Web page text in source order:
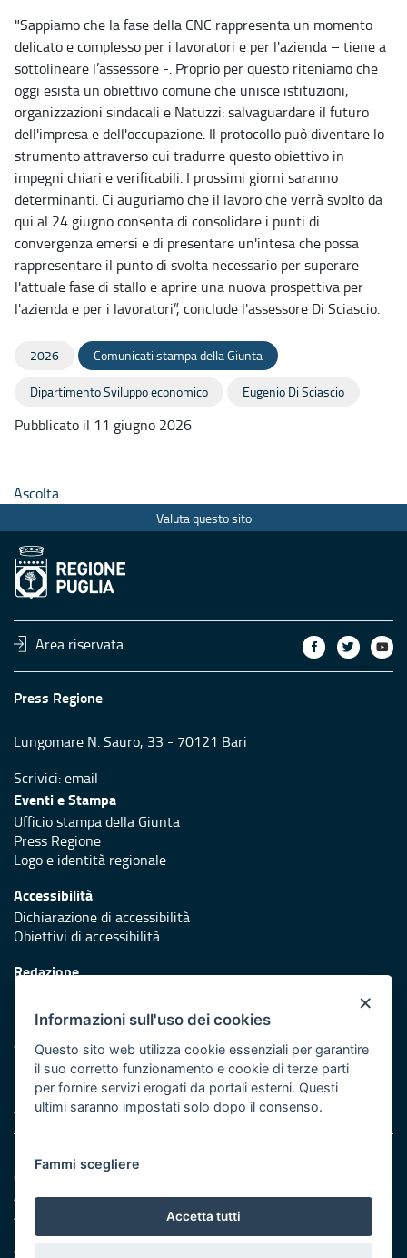
"Sappiamo che la fase della CNC rappresenta un momento
delicato e complesso per i lavoratori e per l'azienda – tiene a
sottolineare l’assessore -. Proprio per questo riteniamo che
oggi esista un obiettivo comune che unisce istituzioni,
organizzazioni sindacali e Natuzzi: salvaguardare il futuro
dell'impresa e dell'occupazione. Il protocollo può diventare lo
strumento attraverso cui tradurre questo obiettivo in
impegni chiari e verificabili. I prossimi giorni saranno
determinanti. Ci auguriamo che il lavoro che verrà svolto da
qui al 24 giugno consenta di consolidare i punti di
convergenza emersi e di presentare un'intesa che possa
rappresentare il punto di svolta necessario per superare
l'attuale fase di stallo e aprire una nuova prospettiva per
l'azienda e per i lavoratori”, conclude l'assessore Di Sciascio.
2026 Comunicati stampa della Giunta
Dipartimento Sviluppo economico Eugenio Di Sciascio
Pubblicato il 11 giugno 2026
Ascolta
Valuta questo sito
Area riservata
Press Regione
Lungomare N. Sauro, 33 - 70121 Bari
Scrivici:email
Eventi e Stampa
Ufficio stampa della Giunta
Press Regione
Logo e identità regionale
Accessibilità
Dichiarazione di accessibilità
Obiettivi di accessibilità
Redazione
Protezione civile
Vai al sito di Protezione Civile Puglia
Iniziativa finanziata con risorse del POR Puglia 2014/2020 -
Asse XI
Note legali
Cookie e privacy
Amministrazione trasparente
Atti di notifica
Feed RSS
Servizi Intranet
×
Informazioni sull'uso dei cookies
Questo sito web utilizza cookie essenziali per garantire
il suo corretto funzionamento e cookie di terze parti
per fornire servizi erogati da portali esterni. Questi
ultimi saranno impostati solo dopo il consenso.
Fammi scegliere
Accetta tutti